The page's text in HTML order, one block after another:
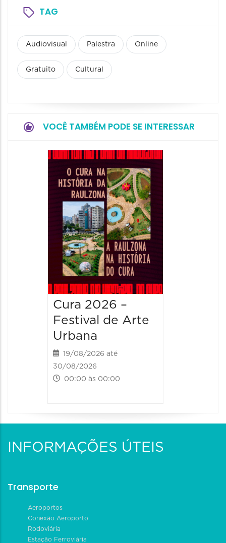
TAG
Audiovisual Palestra Online
Gratuito Cultural
VOCÊ TAMBÉM PODE SE INTERESSAR
Cura 2026 –
Festival de Arte
Urbana
19/08/2026 até
30/08/2026
00:00 às 00:00
INFORMAÇÕES ÚTEIS
Transporte
Aeroportos
Conexão Aeroporto
Rodoviária
Estação Ferroviária